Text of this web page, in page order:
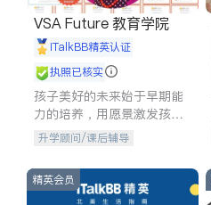
VSA Future 教育学院
iTalkBB精英认证
执照已核实
孩子美好的未来始于早期能
力的培养，用愿景激发孩子
的学习潜力和动力。理念：
拥有成长型心态是成功的基
石。
升学顾问/课后辅导
精英会员